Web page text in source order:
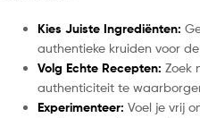
Kies Juiste Ingrediënten:
authentieke kruiden voor
Volg Echte Recepten: Zoek
authenticiteit te
Experimenteer: Voel je vrij